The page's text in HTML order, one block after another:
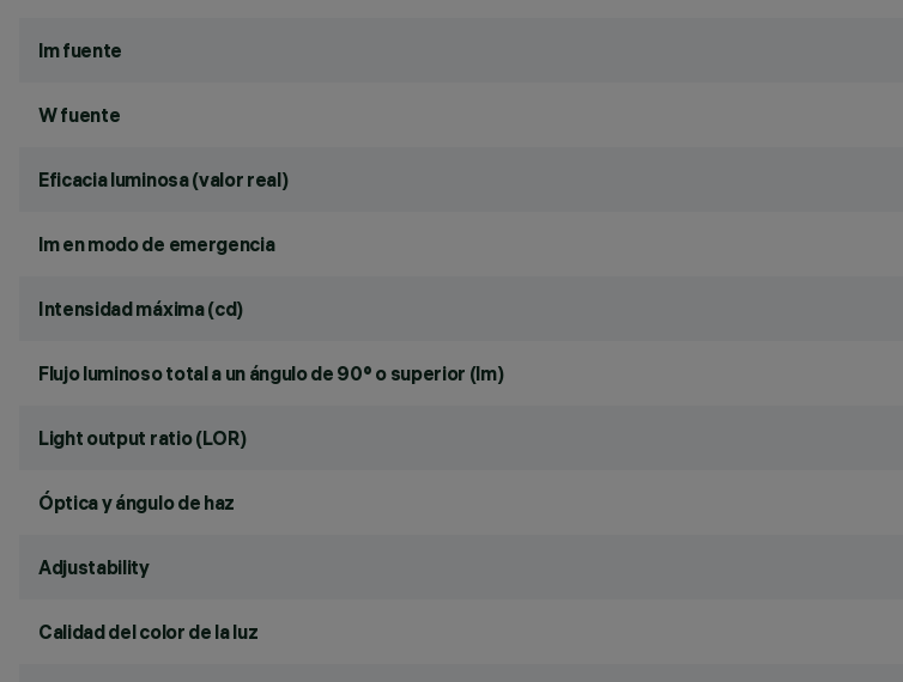
lm fuente
W fuente
Eficacia luminosa (valor real)
lm en modo de emergencia
Intensidad máxima (cd)
Flujo luminoso total a un ángulo de 90° o superior (lm)
Light output ratio (LOR)
Óptica y ángulo de haz
Adjustability
Calidad del color de la luz